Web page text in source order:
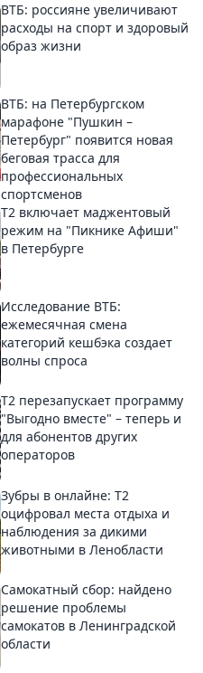
ВТБ: россияне увеличивают
расходы на спорт и здоровый
образ жизни
ВТБ: на Петербургском
марафоне "Пушкин –
Петербург" появится новая
беговая трасса для
профессиональных
спортсменов
Т2 включает маджентовый
режим на "Пикнике Афиши"
в Петербурге
Исследование ВТБ:
ежемесячная смена
категорий кешбэка создает
волны спроса
Т2 перезапускает программу
"Выгодно вместе" – теперь и
для абонентов других
операторов
Зубры в онлайне: Т2
оцифровал места отдыха и
наблюдения за дикими
животными в Ленобласти
Самокатный сбор: найдено
решение проблемы
самокатов в Ленинградской
области